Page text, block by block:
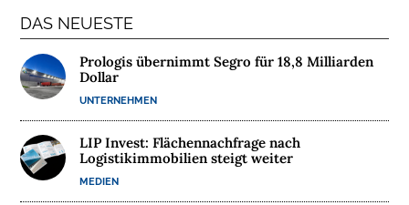
N
C
L
T
DAS NEUESTE
Prologis übernimmt Segro für 18,8 Milliarden
Dollar
UNTERNEHMEN
LIP Invest: Flächennachfrage nach
Logistikimmobilien steigt weiter
MEDIEN